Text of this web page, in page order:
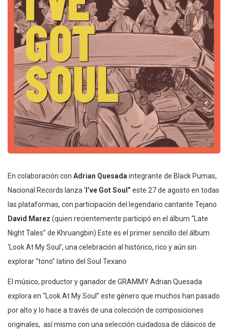
En colaboración con Adrian Quesadaintegrante de Black Pumas,
Nacional Records lanza ‘ I’ve Got Soul” este 27 de agosto en todas
las plataformas, con participación del legendario cantante Tejano
David Marez (quien recientemente participó en el álbum “Late
Night Tales” de Khruangbin) Este es el primer sencillo del álbum
‘Look At My Soul’, una celebración al histórico, rico y aún sin
explorar “tono” latino del Soul Texano
El músico, productor y ganador de GRAMMY Adrian Quesada
explora en “Look At My Soul” este género que muchos han pasado
por alto y lo hace a través de una colección de composiciones
originales, así mismo con una selección cuidadosa de clásicos de